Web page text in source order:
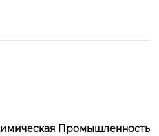
Промышленность